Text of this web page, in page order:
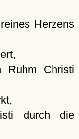
Herzens
Ruhm Christi
durch die